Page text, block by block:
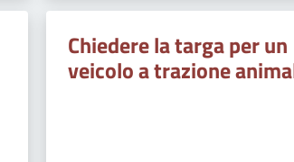
Chiedere la targa per un
veicolo a trazione